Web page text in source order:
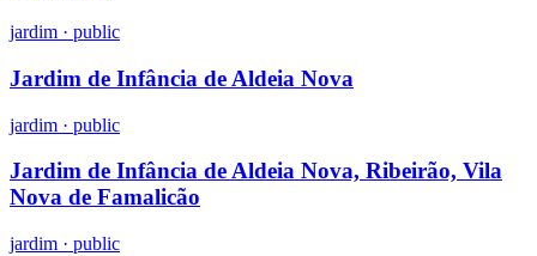
jardim · public
Jardim de Infância de Aldeia Nova
jardim · public
Jardim de Infância de Aldeia Nova, Ribeirão, Vila
Nova de Famalicão
jardim · public